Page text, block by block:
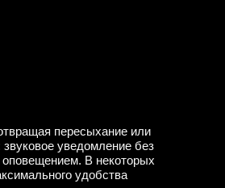
пересыхание или
уведомление без
оповещением. В некоторых
удобства